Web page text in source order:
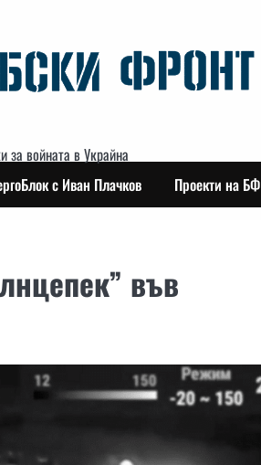
за войната в Украйна
с Иван Плачков Проекти на БФ
във